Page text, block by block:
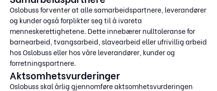
Oslobuss forventer at alle samarbeidspartnere, leverandører
og kunder også forplikter seg til å ivareta
menneskerettighetene. Dette innebærer nulltoleranse for
barnearbeid, tvangsarbeid, slavearbeid eller ufrivillig arbeid
hos Oslobuss eller hos våre leverandører, kunder og
forretningspartnere.
Aktsomhetsvurderinger
Oslobuss skal årlig gjennomføre aktsomhetsvurderingen